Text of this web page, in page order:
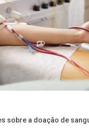
sobre a doação de